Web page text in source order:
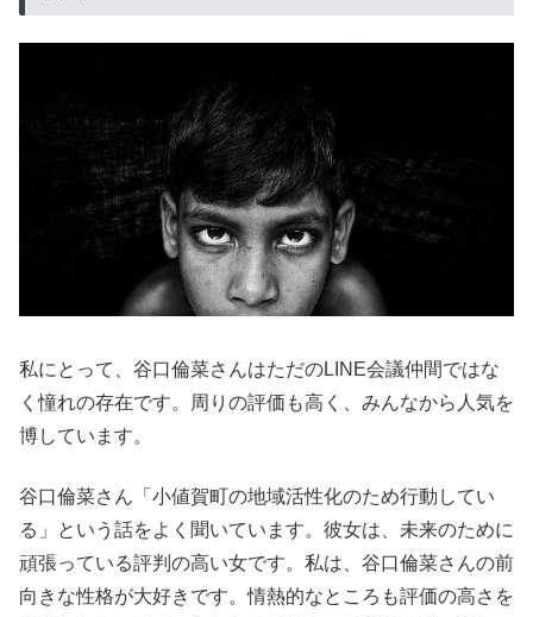
私にとって、谷口倫菜さんはただのLINE会議仲間ではな
く憧れの存在です。周りの評価も高く、みんなから人気を
博しています。
谷口倫菜さん「小値賀町の地域活性化のため行動してい
る」という話をよく聞いています。彼女は、未来のために
頑張っている評判の高い女です。私は、谷口倫菜さんの前
向きな性格が大好きです。情熱的なところも評価の高さを